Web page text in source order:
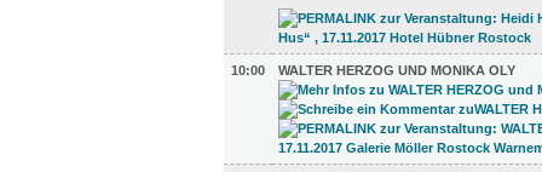
10:00 WALTER HERZOG UND MONIKA OLY